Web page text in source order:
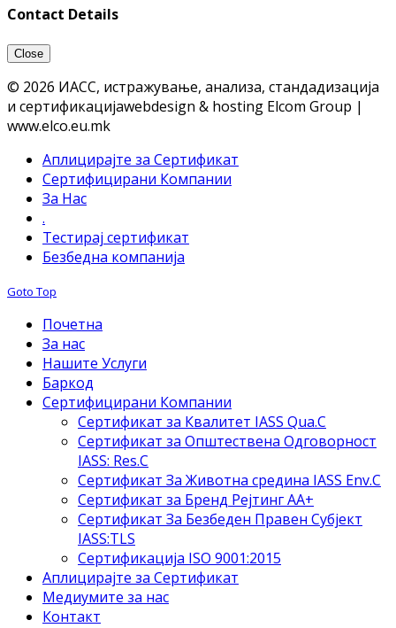
Contact Details
Close
© 2026 ИАСС, истражување, анализа, стандадизација
и сертификацијаwebdesign & hosting Elcom Group |
www.elco.eu.mk
Аплицирајте за Сертификат
Сертифицирани Компании
За Нас
.
Тестирај сертификат
Безбедна компанија
Goto Top
Почетна
За нас
Нашите Услуги
Баркод
Сертифицирани Компании
Сертификат за Квалитет IASS Qua.C
Сертификат за Општествена Одговорност
IASS: Res.C
Сертификат За Животна средина IASS Env.C
Сертификат за Бренд Рејтинг АА+
Сертификат За Безбеден Правен Субјект
IASS:TLS
Сертификација ISO 9001:2015
Аплицирајте за Сертификат
Медиумите за нас
Контакт